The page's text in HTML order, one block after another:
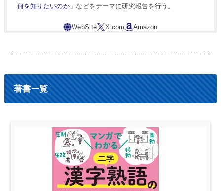
何を知りたいのか」などをテーマに研究報告を行う。
著書一覧